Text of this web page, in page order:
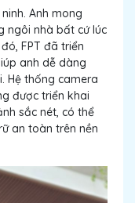
Anh mong
ngôi nhà bất cứ lúc
FPT đã triển
anh dễ dàng
Hệ thống camera
được triển khai
sắc nét, có thể
an toàn trên nền